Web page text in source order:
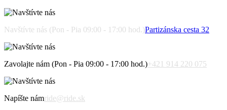
Navštívte nás (Pon - Pia 09:00 - 17:00 hod.)Partizánska cesta 32
Zavolajte nám (Pon - Pia 09:00 - 17:00 hod.)+421 914 220 075
Napíšte námride@ride.sk